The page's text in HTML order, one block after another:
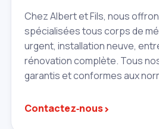
Chez Albert et Fils, nous
spécialisées tous corps de
urgent, installation neuve,
rénovation complète. Tous
garantis et conformes aux
Contactez‑nous›